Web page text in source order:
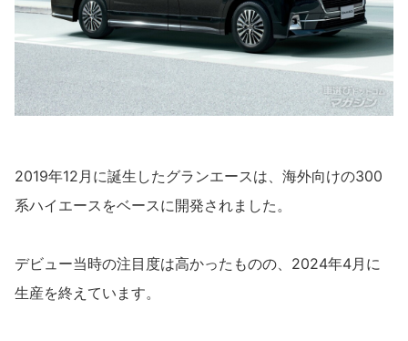
2019年12月に誕生したグランエースは、海外向けの300
系ハイエースをベースに開発されました。
デビュー当時の注目度は高かったものの、2024年4月に
生産を終えています。